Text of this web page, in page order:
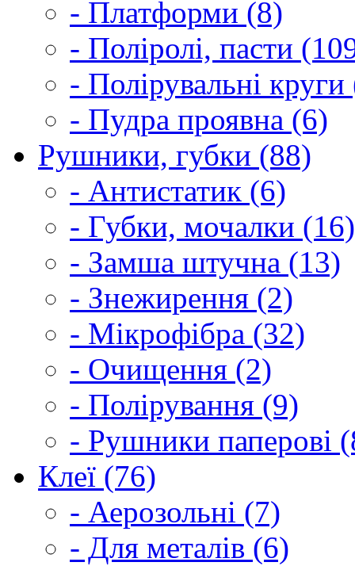
- Платформи (8)
- Поліролі, пасти
- Полірувальні
- Пудра проявна (6)
Рушники, губки (88)
- Антистатик (6)
- Губки, мочалки (16)
- Замша штучна (13)
- Знежирення (2)
- Мікрофібра (32)
- Очищення (2)
- Полірування (9)
- Рушники паперові
Клеї (76)
- Аерозольні (7)
- Для металів (6)